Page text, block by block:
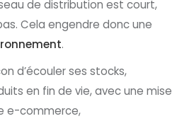
de distribution est court,
Cela engendre donc une
.
d’écouler ses stocks,
en fin de vie, avec une mise
e-commerce,